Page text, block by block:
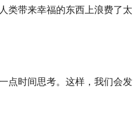
类带来幸福的东西上浪费了太
点时间思考。这样，我们会发